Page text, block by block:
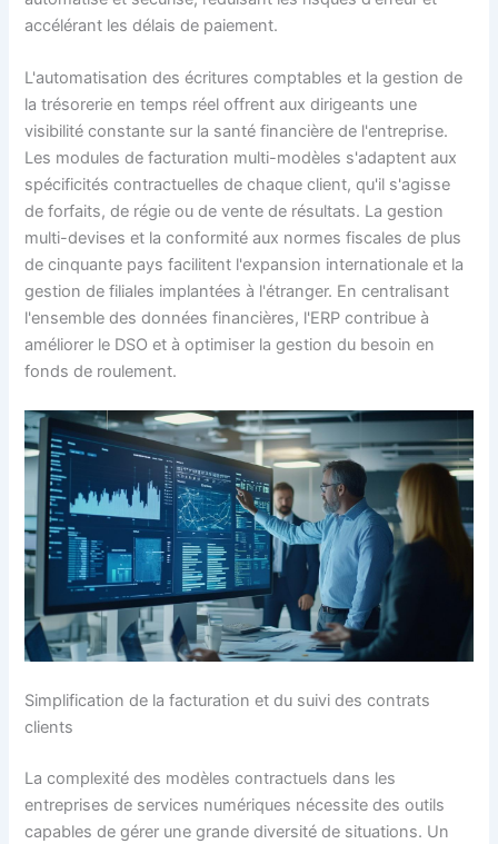
accélérant les délais de paiement.
L'automatisation des écritures comptables et la gestion de
la trésorerie en temps réel offrent aux dirigeants une
visibilité constante sur la santé financière de l'entreprise.
Les modules de facturation multi-modèles s'adaptent aux
spécificités contractuelles de chaque client, qu'il s'agisse
de forfaits, de régie ou de vente de résultats. La gestion
multi-devises et la conformité aux normes fiscales de plus
de cinquante pays facilitent l'expansion internationale et la
gestion de filiales implantées à l'étranger. En centralisant
l'ensemble des données financières, l'ERP contribue à
améliorer le DSO et à optimiser la gestion du besoin en
fonds de roulement.
Simplification de la facturation et du suivi des contrats
clients
La complexité des modèles contractuels dans les
entreprises de services numériques nécessite des outils
capables de gérer une grande diversité de situations. Un